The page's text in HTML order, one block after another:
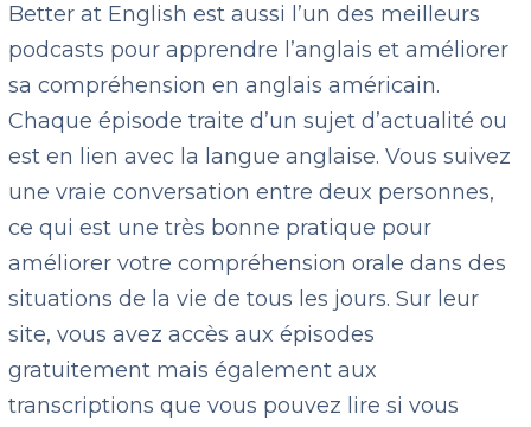
Better at English est aussi l’un des meilleurs
podcasts pour apprendre l’anglais et améliorer
sa compréhension en anglais américain.
Chaque épisode traite d’un sujet d’actualité ou
est en lien avec la langue anglaise. Vous suivez
une vraie conversation entre deux personnes,
ce qui est une très bonne pratique pour
améliorer votre compréhension orale dans des
situations de la vie de tous les jours. Sur leur
site, vous avez accès aux épisodes
gratuitement mais également aux
transcriptions que vous pouvez lire si vous